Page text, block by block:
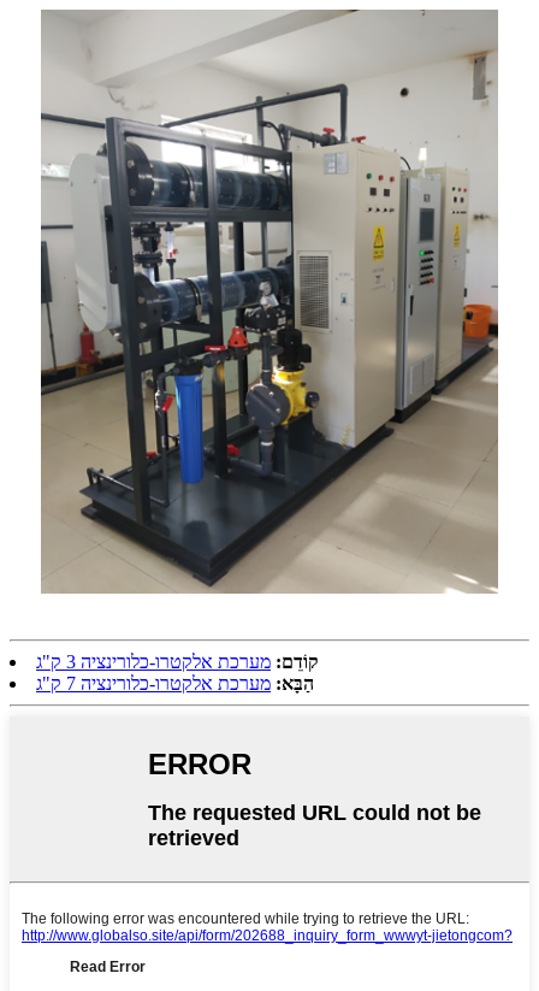
קוֹדֵם: מערכת אלקטרו-כלורינציה 3 ק"ג
הַבָּא: מערכת אלקטרו-כלורינציה 7 ק"ג